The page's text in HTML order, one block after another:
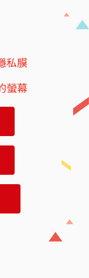
私膜
螢幕